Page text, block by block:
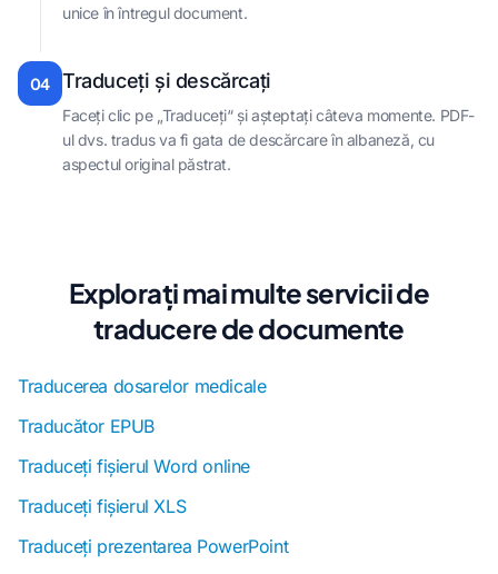
unice în întregul document.
04 Traduceți și descărcați
Faceți clic pe „Traduceți“ și așteptați câteva momente. PDF-
ul dvs. tradus va fi gata de descărcare în albaneză, cu
aspectul original păstrat.
Explorați mai multe servicii de
traducere de documente
Traducerea dosarelor medicale
Traducător EPUB
Traduceți fișierul Word online
Traduceți fișierul XLS
Traduceți prezentarea PowerPoint